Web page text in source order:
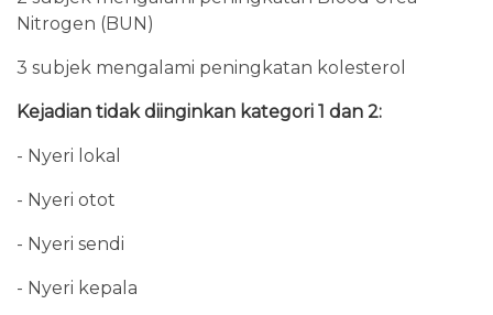
Nitrogen (BUN)
3 subjek mengalami peningkatan kolesterol
Kejadian tidak diinginkan kategori 1 dan 2:
- Nyeri lokal
- Nyeri otot
- Nyeri sendi
- Nyeri kepala